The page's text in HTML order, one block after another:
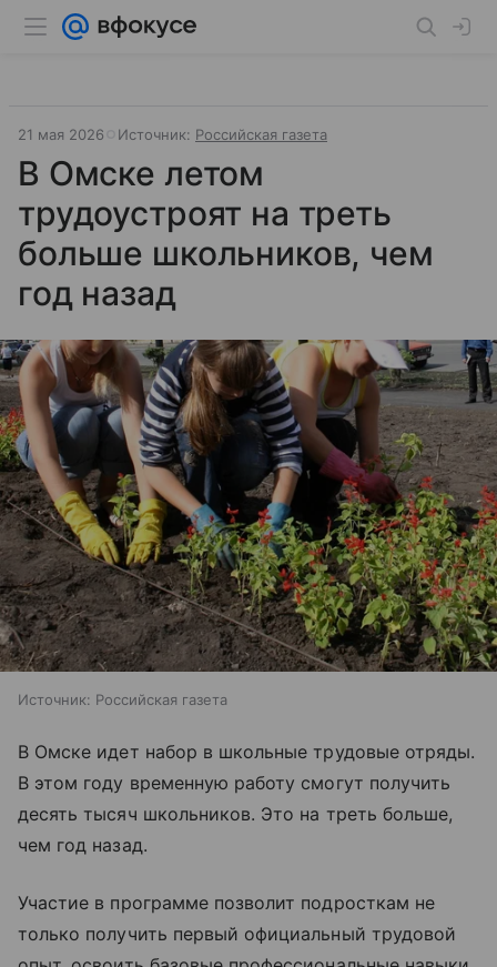
21 мая 2026 Источник: Российская газета
В Омске летом
трудоустроят на треть
больше школьников, чем
год назад
Источник: Российская газета
В Омске идет набор в школьные трудовые отряды.
В этом году временную работу смогут получить
десять тысяч школьников. Это на треть больше,
чем год назад.
Участие в программе позволит подросткам не
только получить первый официальный трудовой